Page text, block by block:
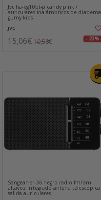
Jvc ha-kg10bt-p candy pink /
auriculares inalámbricos de diadema
gumy kids
JVC
15,06€ 19,58€ - 23%
Sangean sr-36 negro radio fm/am
altavoz integrado antena telescópica
salida auriculares